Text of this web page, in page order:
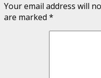
Your email address will
are marked *